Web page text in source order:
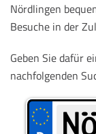
Nördlingen
Besuche in der
Geben Sie dafür
nachfolgenden